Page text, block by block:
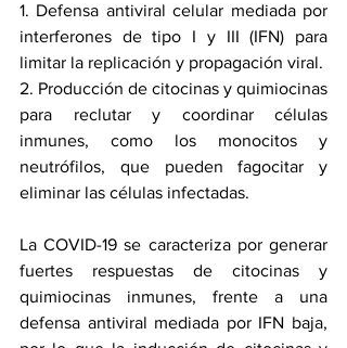
1. Defensa antiviral celular mediada por
interferones de tipo I y III (IFN) para
limitar la replicación y propagación viral.
2. Producción de citocinas y quimiocinas
para reclutar y coordinar células
inmunes, como los monocitos y
neutrófilos, que pueden fagocitar y
eliminar las células infectadas.
La COVID-19 se caracteriza por generar
fuertes respuestas de citocinas y
quimiocinas inmunes, frente a una
defensa antiviral mediada por IFN baja,